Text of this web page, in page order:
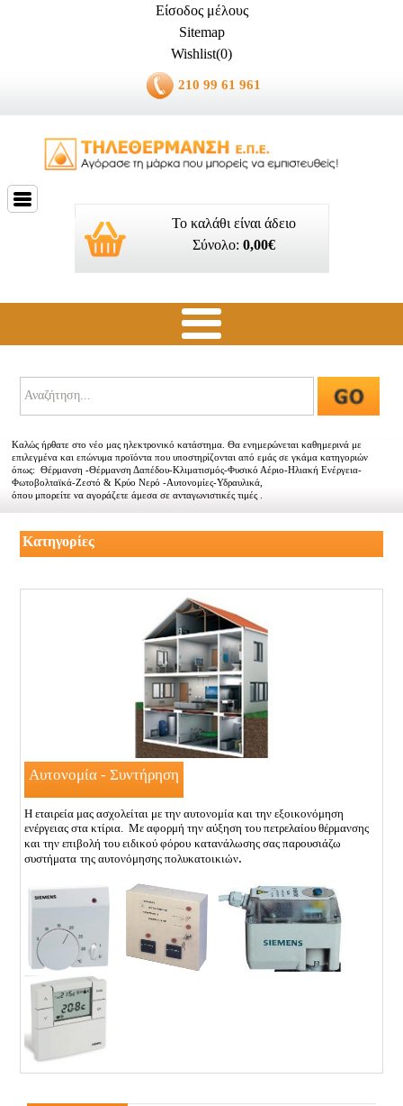
210 99 61 961
Είσοδος μέλους
Sitemap
Wishlist(0)
Το καλάθι είναι άδειο
Σύνολο: 0,00€
Αντιπροσωπείες
Εμπορικοί συνεργάτες
Τα νέα μας
Επικοινωνία
Καλώς ήρθατε στο νέο μας ηλεκτρονικό κατάστημα. Θα ενημερώνεται καθημερινά με
επιλεγμένα και επώνυμα προϊόντα που υποστηρίζονται από εμάς σε γκάμα κατηγοριών
όπως: Θέρμανση -Θέρμανση Δαπέδου-Κλιματισμός-Φυσικό Αέριο-Ηλιακή Ενέργεια-
Φωτοβολταϊκά-Ζεστό & Κρύο Νερό -Αυτονομίες-Υδραυλικά,
όπου μπορείτε να αγοράζετε άμεσα σε ανταγωνιστικές τιμές .
Κατηγορίες
Αυτονομία - Συντήρηση
Η εταιρεία μας ασχολείται με την αυτονομία και την εξοικονόμηση
ενέργειας στα κτίρια.Με αφορμή την αύξηση του πετρελαίου θέρμανσης
και την επιβολή του ειδικού φόρου κατανάλωσης σας παρουσιάζω
συστήματα της αυτονόμησης πολυκατοικιών.